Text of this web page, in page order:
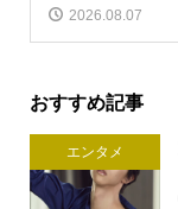
2026.08.07
おすすめ記事
エンタメ